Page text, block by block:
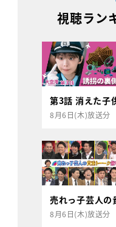
視聴ラン
第3話 消えた子
8月6日(木)放送分
売れっ子芸人
8月6日(木)放送分